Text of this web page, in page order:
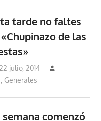
tarde no faltes
de las
22 julio, 2014
, Generales
semana comenzó